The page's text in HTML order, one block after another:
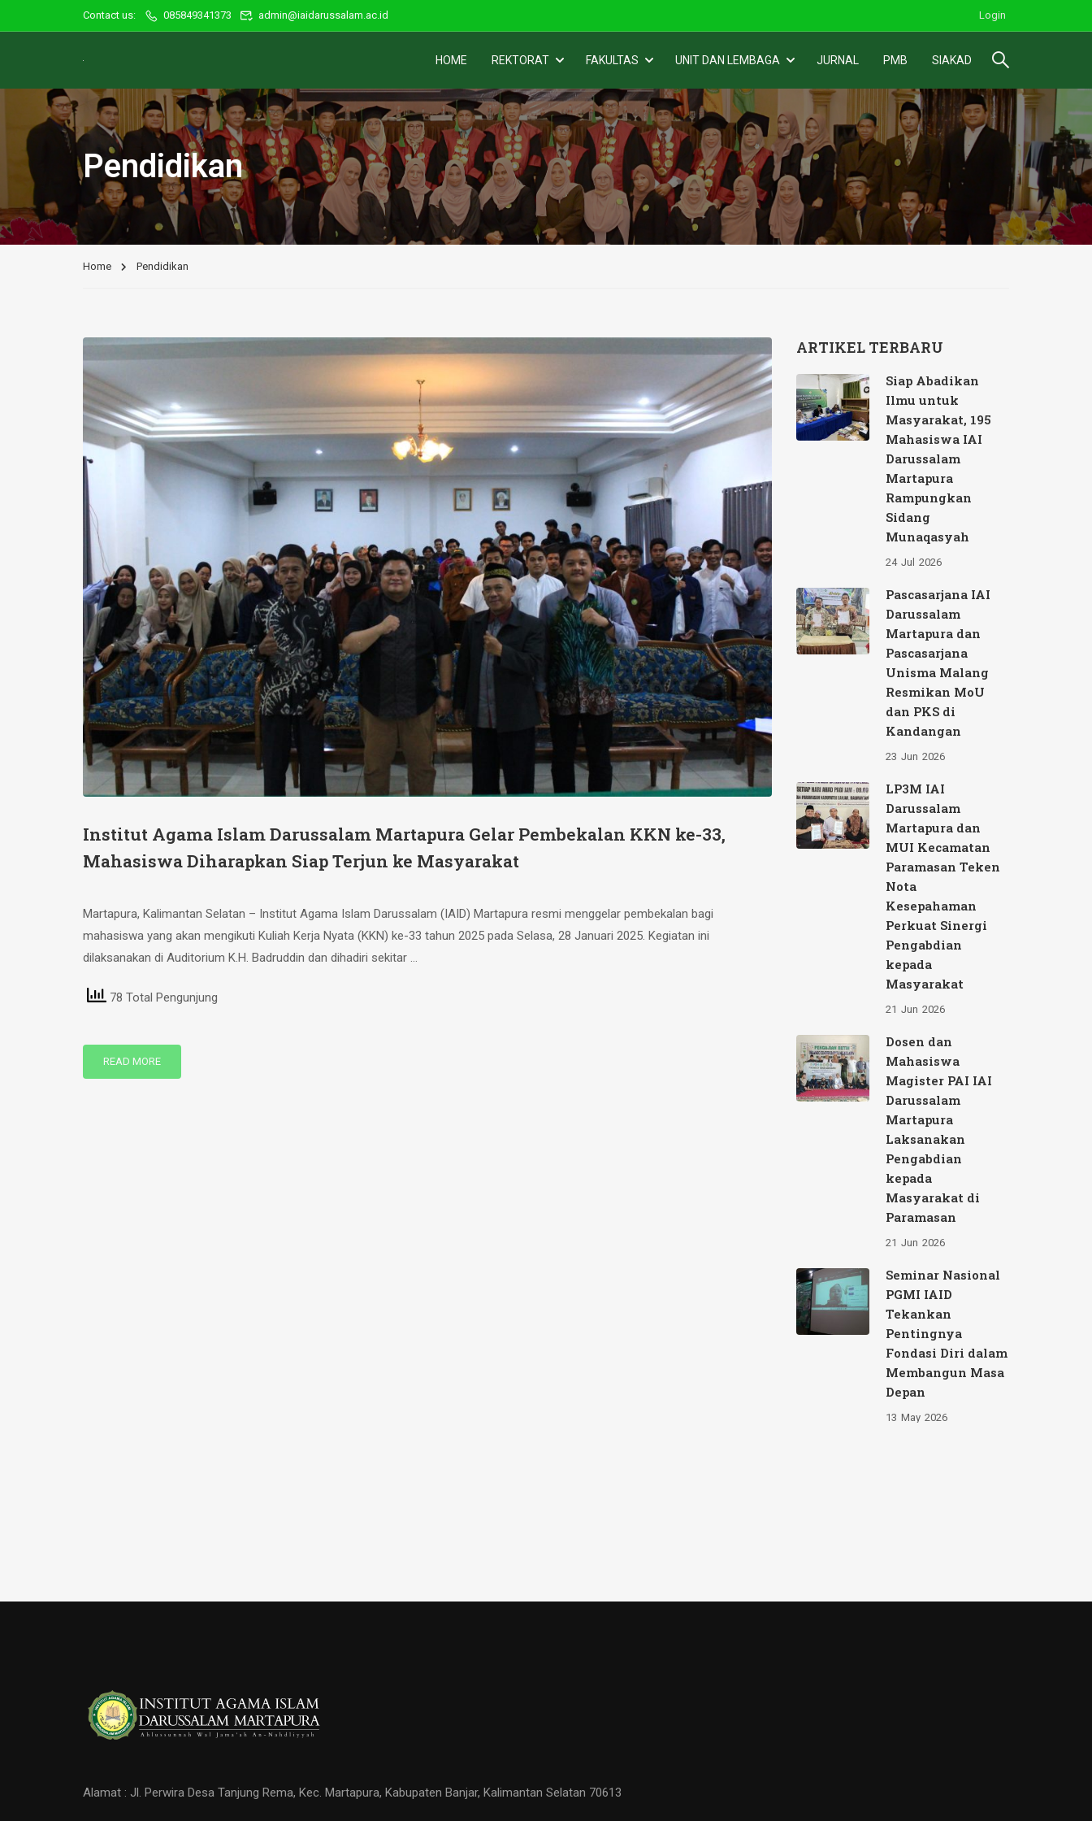
Contact us: 085849341373 admin@iaidarussalam.ac.id Login
HOME REKTORAT FAKULTAS UNIT DAN LEMBAGA JURNAL PMB SIAKAD
Pendidikan
Home Pendidikan
Institut Agama Islam Darussalam Martapura Gelar Pembekalan KKN ke-33,
Mahasiswa Diharapkan Siap Terjun ke Masyarakat
Martapura, Kalimantan Selatan – Institut Agama Islam Darussalam (IAID) Martapura resmi menggelar pembekalan bagi
mahasiswa yang akan mengikuti Kuliah Kerja Nyata (KKN) ke-33 tahun 2025 pada Selasa, 28 Januari 2025. Kegiatan ini
dilaksanakan di Auditorium K.H. Badruddin dan dihadiri sekitar …
78 Total Pengunjung
READ MORE
ARTIKEL TERBARU
Siap Abadikan
Ilmu untuk
Masyarakat, 195
Mahasiswa IAI
Darussalam
Martapura
Rampungkan
Sidang
Munaqasyah
24 Jul 2026
Pascasarjana IAI
Darussalam
Martapura dan
Pascasarjana
Unisma Malang
Resmikan MoU
dan PKS di
Kandangan
23 Jun 2026
LP3M IAI
Darussalam
Martapura dan
MUI Kecamatan
Paramasan Teken
Nota
Kesepahaman
Perkuat Sinergi
Pengabdian
kepada
Masyarakat
21 Jun 2026
Dosen dan
Mahasiswa
Magister PAI IAI
Darussalam
Martapura
Laksanakan
Pengabdian
kepada
Masyarakat di
Paramasan
21 Jun 2026
Seminar Nasional
PGMI IAID
Tekankan
Pentingnya
Fondasi Diri dalam
Membangun Masa
Depan
13 May 2026
Alamat : Jl. Perwira Desa Tanjung Rema, Kec. Martapura, Kabupaten Banjar, Kalimantan Selatan 70613